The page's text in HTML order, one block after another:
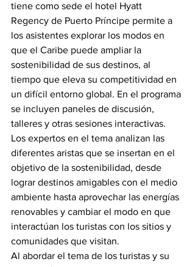
tiene como sede el hotel Hyatt
Regency de Puerto Príncipe permite a
los asistentes explorar los modos en
que el Caribe puede ampliar la
sostenibilidad de sus destinos, al
tiempo que eleva su competitividad en
un difícil entorno global. En el programa
se incluyen paneles de discusión,
talleres y otras sesiones interactivas.
Los expertos en el tema analizan las
diferentes aristas que se insertan en el
objetivo de la sostenibilidad, desde
lograr destinos amigables con el medio
ambiente hasta aprovechar las energías
renovables y cambiar el modo en que
interactúan los turistas con los sitios y
comunidades que visitan.
Al abordar el tema de los turistas y su